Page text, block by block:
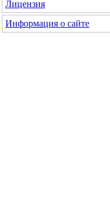
Лицензия
Информация о сайте